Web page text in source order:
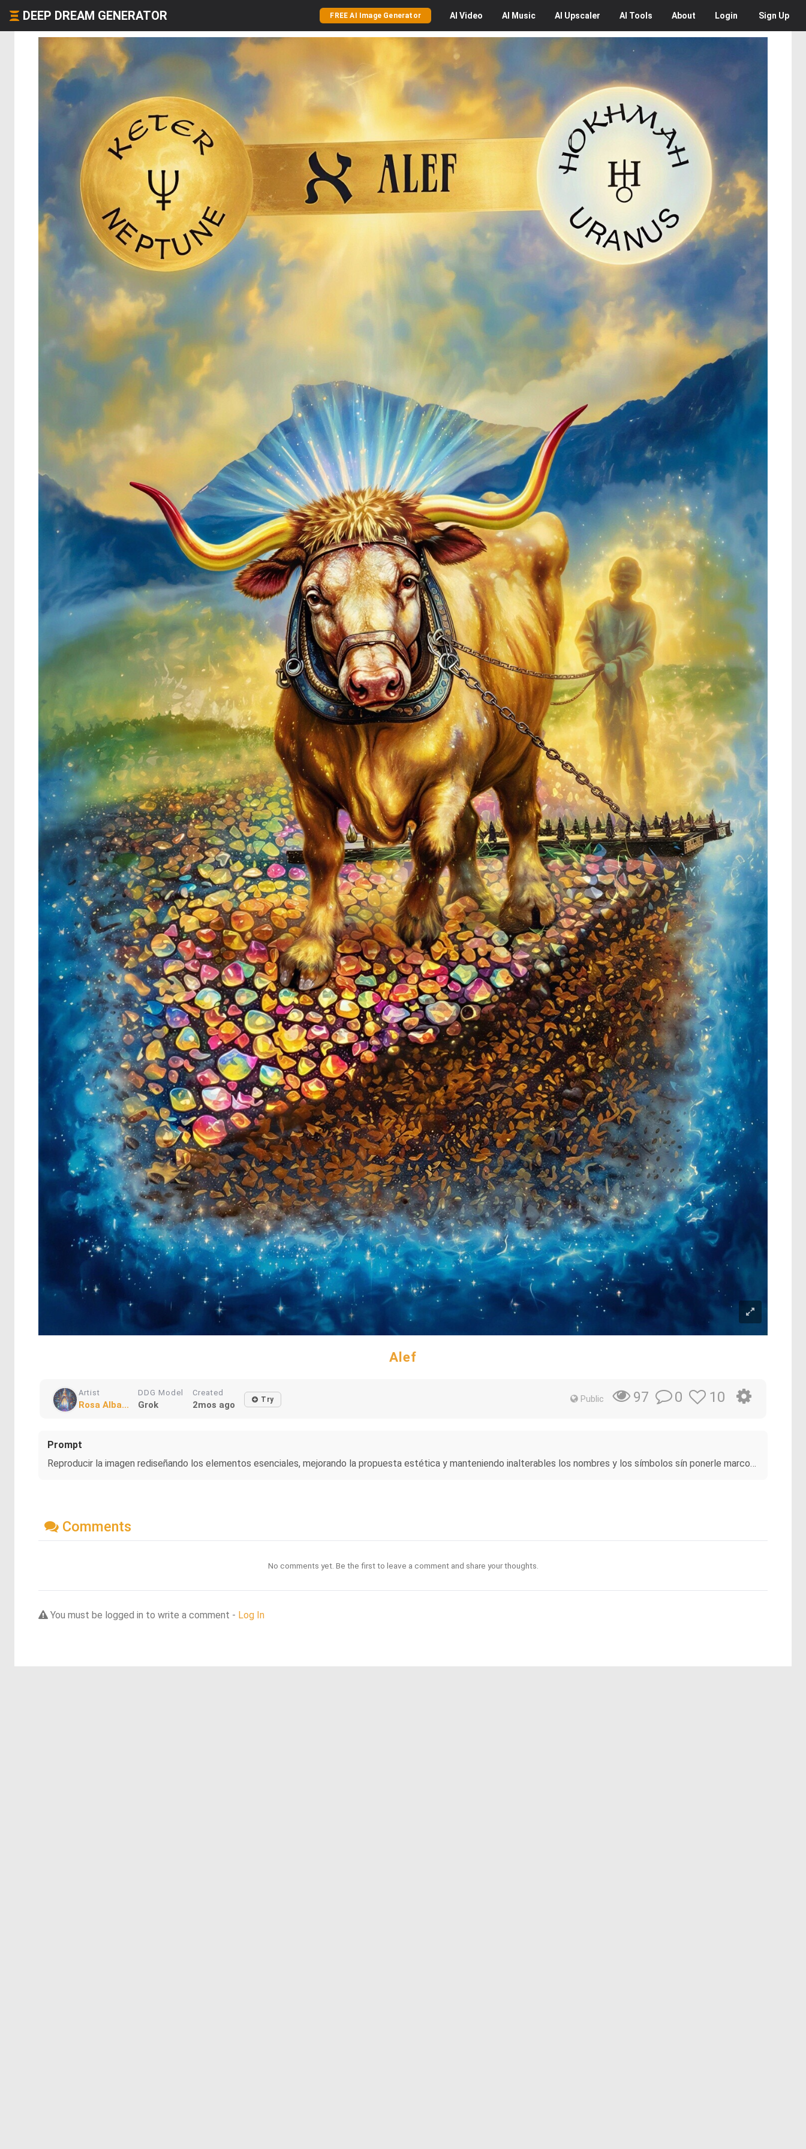
DEEP DREAM GENERATOR FREE AI Image Generator AI Video AI Music AI Upscaler AI Tools About Login Sign Up
Alef
Artist
Rosa Alba...
DDG Model
Grok
Created
2mos ago Try Public 97 0 10
Prompt
Reproducir la imagen rediseñando los elementos esenciales, mejorando la propuesta estética y manteniendo inalterables los nombres y los símbolos sín ponerle marco…
Comments
No comments yet. Be the first to leave a comment and share your thoughts.
You must be logged in to write a comment - Log In